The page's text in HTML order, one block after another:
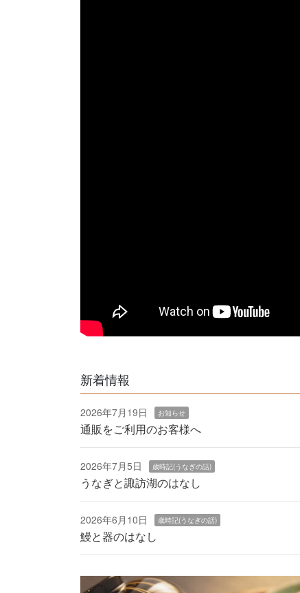
新着情報
2026年7月19日 お知らせ
通販をご利用のお客様へ
2026年7月5日 歳時記(うなぎの話)
うなぎと諏訪湖のはなし
2026年6月10日 歳時記(うなぎの話)
鰻と器のはなし